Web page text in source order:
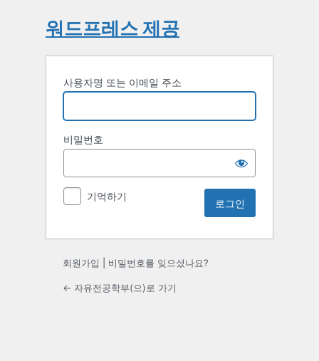
워드프레스 제공
사용자명 또는 이메일 주소
비밀번호
기억하기
회원가입 비밀번호를 잊으셨나요?
← 자유전공학부(으)로 가기